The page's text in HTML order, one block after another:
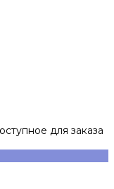
для заказа